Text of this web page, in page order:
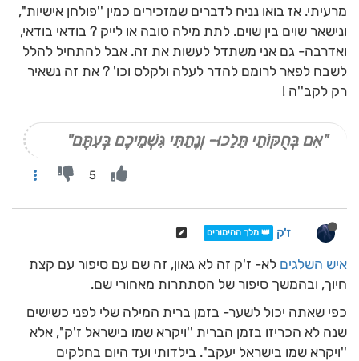
מרעיתי. אז בואו נניח לדברים שמזכירים כמין ''פולחן אישיות'',
ונישאר שוים בין שוים. לתת מילה טובה או לייק ? בודאי בודאי,
ואדרבה- גם אני משתדל לעשות את זה. אבל להתחיל להלל
לשבח לפאר לרומם להדר לעלה ולקלס וכו' ? את זה נשאיר
רק לקב''ה !
"אִם בְּחֻקּוֹתַי תֵּלֵכוּ- וְנָתַתִּי גִּשְׁמֵיכֶם בְּעִתָּם"
5
ז'ק 👑 מלך ההימורים
איש השלגים לא- ז'ק זה לא גאון, זה שם עם סיפור עם קצת
חיוך, ובהמשך סיפור של הסתתרות מאחורי שם.
כפי שאתה יכול לשער- בזמן ברית המילה שלי לפני כשישים
שנה לא הכריזו בזמן הברית ''ויקרא שמו בישראל ז'ק'', אלא
''ויקרא שמו בישראל יעקב''. בילדותי ועד היום בחלקים